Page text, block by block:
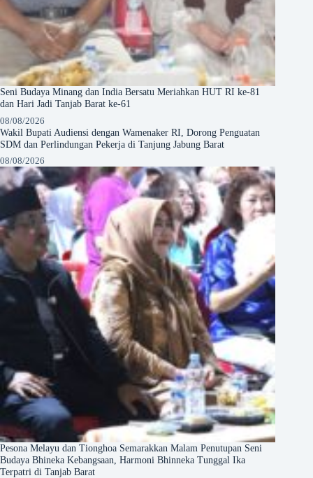
Seni Budaya Minang dan India Bersatu Meriahkan HUT RI ke-81
dan Hari Jadi Tanjab Barat ke-61
08/08/2026
Wakil Bupati Audiensi dengan Wamenaker RI, Dorong Penguatan
SDM dan Perlindungan Pekerja di Tanjung Jabung Barat
08/08/2026
Pesona Melayu dan Tionghoa Semarakkan Malam Penutupan Seni
Budaya Bhineka Kebangsaan, Harmoni Bhinneka Tunggal Ika
Terpatri di Tanjab Barat